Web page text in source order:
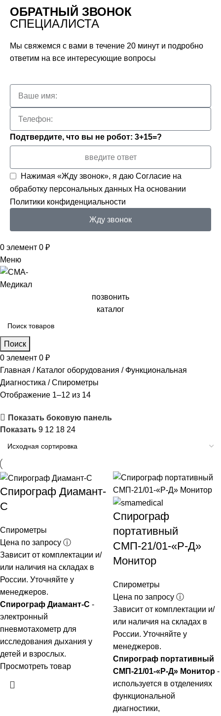
ОБРАТНЫЙ ЗВОНОК
СПЕЦИАЛИСТА
Мы свяжемся с вами в течение 20 минут и подробно
ответим на все интересующие вопросы
Подтвердите, что вы не робот: 3+15=?
Нажимая «Жду звонок», я даю Согласие на
обработку персональных данных На основании
Политики конфиденциальности
Жду звонок
0 элемент 0 ₽
Меню
позвонить
каталог
Поиск
0 элемент 0 ₽
Главная
Каталог оборудования
Функциональная
Диагностика
Спирометры
Отображение 1–12 из 14
Показать боковую панель
Показать 9 12 18 24
Спирограф Диамант-
С
Спирометры
Цена по запросу ⓘ
Зависит от комплектации и/
или наличия на складах в
России. Уточняйте у
менеджеров.
Спирограф Диамант-С -
электронный
пневмотахометр для
исследования дыхания у
детей и взрослых.
Просмотреть товар
Спирограф
портативный
СМП-21/01-«Р-Д»
Монитор
Спирометры
Цена по запросу ⓘ
Зависит от комплектации и/
или наличия на складах в
России. Уточняйте у
менеджеров.
Спирограф портативный
СМП-21/01-«Р-Д» Монитор -
используется в отделениях
функциональной
диагностики,